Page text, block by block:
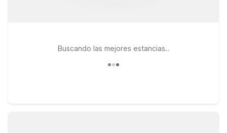
Buscando las mejores estancias..